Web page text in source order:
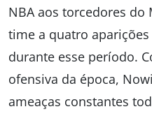
NBA aos torcedores do
time a quatro
durante esse período.
ofensiva da época,
ameaças constantes